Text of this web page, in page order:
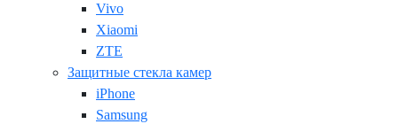
Vivo
Xiaomi
ZTE
Защитные стекла камер
iPhone
Samsung